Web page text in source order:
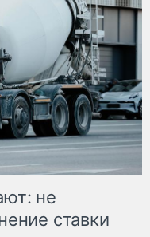
не
ставки